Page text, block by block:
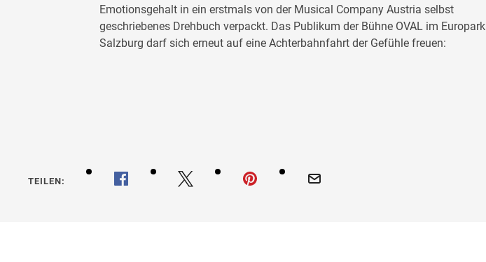
Emotionsgehalt in ein erstmals von der Musical Company Austria selbst
geschriebenes Drehbuch verpackt. Das Publikum der Bühne OVAL im Europark
Salzburg darf sich erneut auf eine Achterbahnfahrt der Gefühle freuen:
TEILEN: